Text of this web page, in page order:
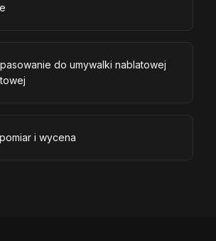
do umywalki nablatowej
i wycena